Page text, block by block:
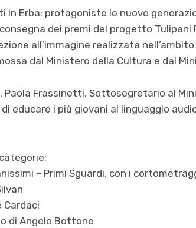
in Erba: protagoniste le nuove
dei premi del progetto Tulipani
all’immagine realizzata
dal Ministero della Cultura e dal
Paola Frassinetti, Sottosegretario al
educare i più giovani al linguaggio
– Primi Sguardi, con i
Cardaci
di Angelo Bottone